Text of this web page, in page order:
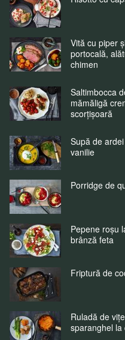
Vită cu piper
portocală,
chimen
Saltimbocca
mămăligă
scorțișoară
Supă de
vanilie
Porridge de
Pepene roșu
brânză feta
Friptură de
Ruladă de
sparanghel la